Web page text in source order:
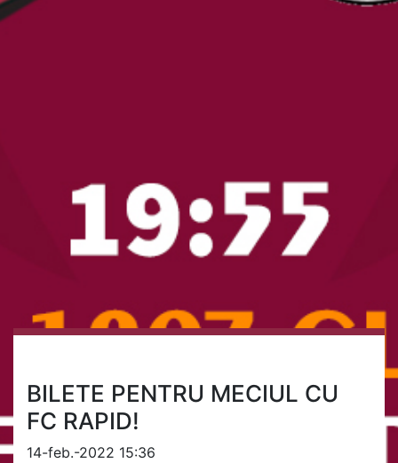
BILETE PENTRU MECIUL CU
FC RAPID!
14-feb.-2022 15:36